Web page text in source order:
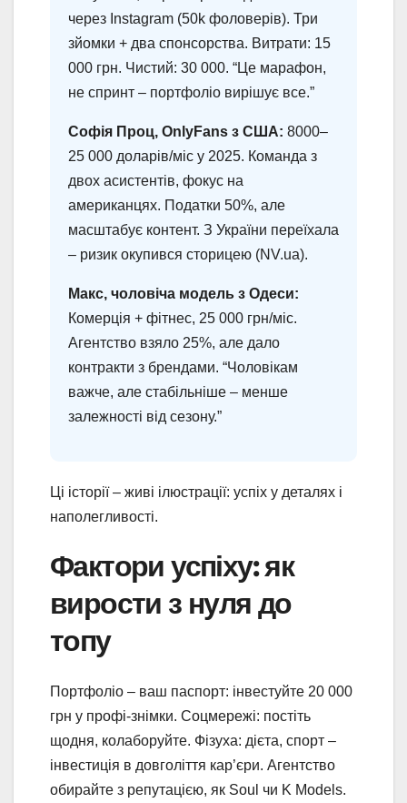
через Instagram (50k фоловерів). Три
зйомки + два спонсорства. Витрати: 15
000 грн. Чистий: 30 000. “Це марафон,
не спринт – портфоліо вирішує все.”
Софія Проц, OnlyFans з США: 8000–
25 000 доларів/міс у 2025. Команда з
двох асистентів, фокус на
американцях. Податки 50%, але
масштабує контент. З України переїхала
– ризик окупився сторицею (NV.ua).
Макс, чоловіча модель з Одеси:
Комерція + фітнес, 25 000 грн/міс.
Агентство взяло 25%, але дало
контракти з брендами. “Чоловікам
важче, але стабільніше – менше
залежності від сезону.”
Ці історії – живі ілюстрації: успіх у деталях і
наполегливості.
Фактори успіху: як
вирости з нуля до
топу
Портфоліо – ваш паспорт: інвестуйте 20 000
грн у профі-знімки. Соцмережі: постіть
щодня, колаборуйте. Фізуха: дієта, спорт –
інвестиція в довголіття кар’єри. Агентство
обирайте з репутацією, як Soul чи K Models.